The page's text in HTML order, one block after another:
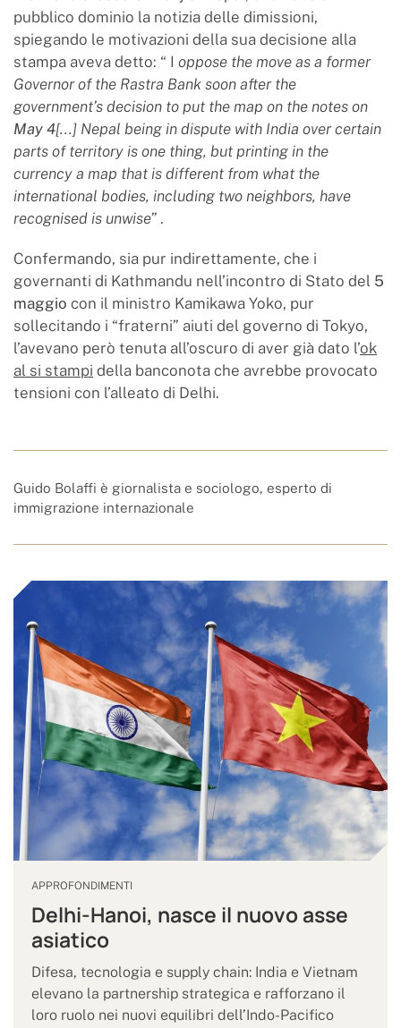
pubblico dominio la notizia delle dimissioni,
spiegando le motivazioni della sua decisione alla
stampa aveva detto: “ I oppose the move as a former
Governor of the Rastra Bank soon after the
government’s decision to put the map on the notes on
May 4[...] Nepal being in dispute with India over certain
parts of territory is one thing, but printing in the
currency a map that is different from what the
international bodies, including two neighbors, have
recognised is unwise” .
Confermando, sia pur indirettamente, che i
governanti di Kathmandu nell’incontro di Stato del 5
maggio con il ministro Kamikawa Yoko, pur
sollecitando i “fraterni” aiuti del governo di Tokyo,
l’avevano però tenuta all’oscuro di aver già dato l’ok
al si stampi della banconota che avrebbe provocato
tensioni con l’alleato di Delhi.
Guido Bolaffi è giornalista e sociologo, esperto di
immigrazione internazionale
APPROFONDIMENTI
Delhi-Hanoi, nasce il nuovo asse
asiatico
Difesa, tecnologia e supply chain: India e Vietnam
elevano la partnership strategica e rafforzano il
loro ruolo nei nuovi equilibri dell’Indo-Pacifico